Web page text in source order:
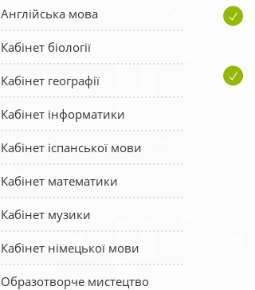
Англійська мова
Кабінет біології
Кабінет географії
Кабінет інформатики
Кабінет іспанської мови
Кабінет математики
Кабінет музики
Кабінет німецької мови
Образотворче мистецтво